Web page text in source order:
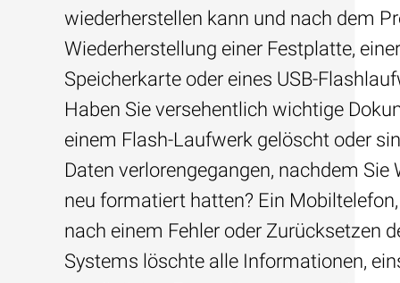
wiederherstellen kann und nach dem
Wiederherstellung einer Festplatte, einer
Speicherkarte oder eines USB-
Haben Sie versehentlich wichtige
einem Flash-Laufwerk gelöscht oder
Daten verlorengegangen, nachdem Sie
neu formatiert hatten? Ein
nach einem Fehler oder Zurücksetzen
Systems löschte alle Informationen,